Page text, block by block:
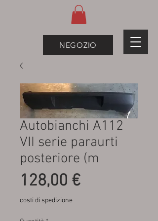
NEGOZIO
Autobianchi A112
VII serie paraurti
posteriore (m
128,00 €Prezzo
costi di spedizione